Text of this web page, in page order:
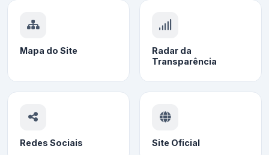
Mapa do Site
Radar da
Transparência
Redes Sociais Site Oficial